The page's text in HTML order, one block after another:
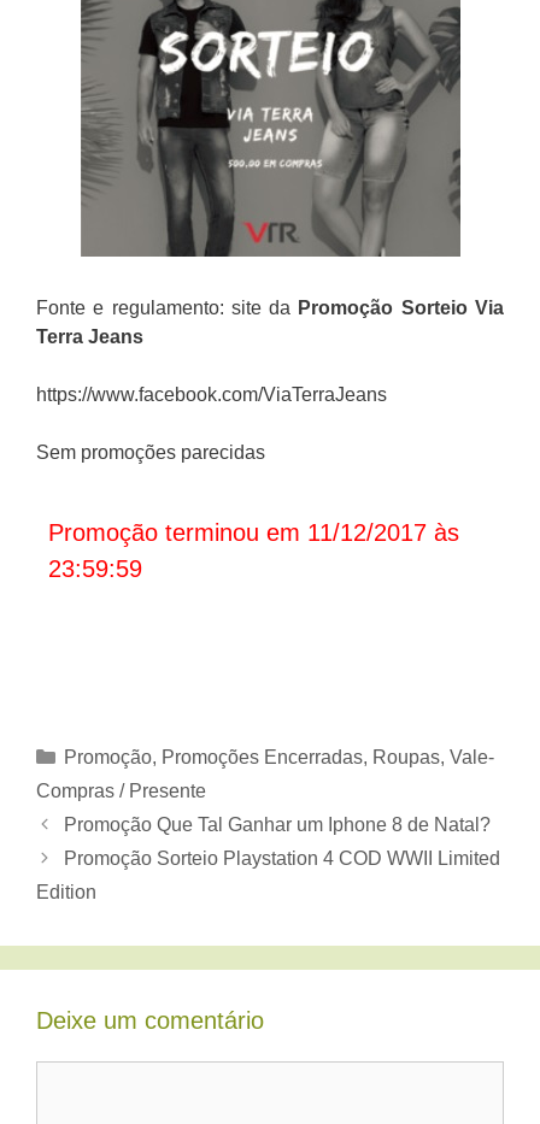
Fonte e regulamento: site da Promoção Sorteio Via
Terra Jeans
https://www.facebook.com/ViaTerraJeans
Sem promoções parecidas
Promoção terminou em 11/12/2017 às
23:59:59
Categorias
Promoção, Promoções Encerradas, Roupas, Vale-
Compras / Presente
Promoção Que Tal Ganhar um Iphone 8 de Natal?
Promoção Sorteio Playstation 4 COD WWII Limited
Edition
Deixe um comentário